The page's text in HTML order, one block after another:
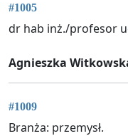
#1005
dr hab inż./profesor
Agnieszka
#1009
Branża: przemysł.